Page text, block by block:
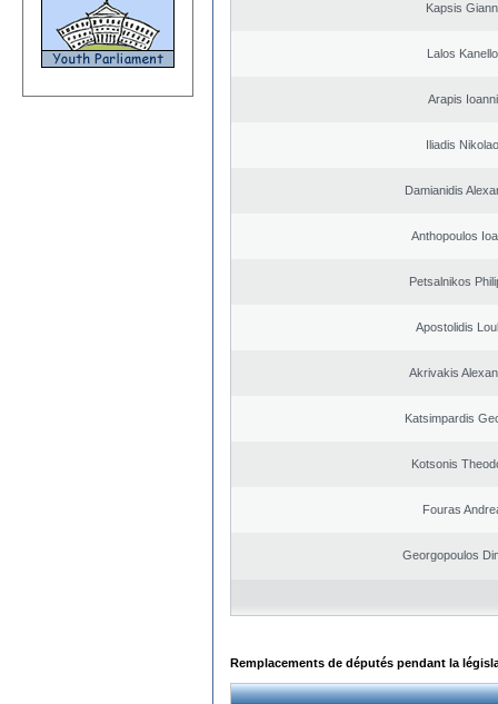
Kapsis
Lalos
Arapis
Iliadis
Damianidis
Anthopoulos
Petsalnikos
Apostolidis
Akrivakis
Katsimpardis
Kotsonis
Fouras
Georgopoulos
Remplacements de députés pendant la